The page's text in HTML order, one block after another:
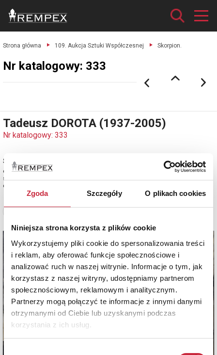
Zgoda Szczegóły O plikach cookies
Niniejsza strona korzysta z plików cookie
Wykorzystujemy pliki cookie do spersonalizowania treści
i reklam, aby oferować funkcje społecznościowe i
analizować ruch w naszej witrynie. Informacje o tym, jak
korzystasz z naszej witryny, udostępniamy partnerom
społecznościowym, reklamowym i analitycznym.
Partnerzy mogą połączyć te informacje z innymi danymi
otrzymanymi od Ciebie lub uzyskanymi podczas
korzystania z ich usług.
Strona główna 109. Aukcja Sztuki Współczesnej Skorpion.
Nr katalogowy: 333
Tadeusz DOROTA (1937-2005)
Nr katalogowy: 333
Skorpion
olej, technika własna, płótno; 81 x 100 cm;
sygn. p. d.: T. DOROTA;
estymacja: 5 000 - 6 000 zł